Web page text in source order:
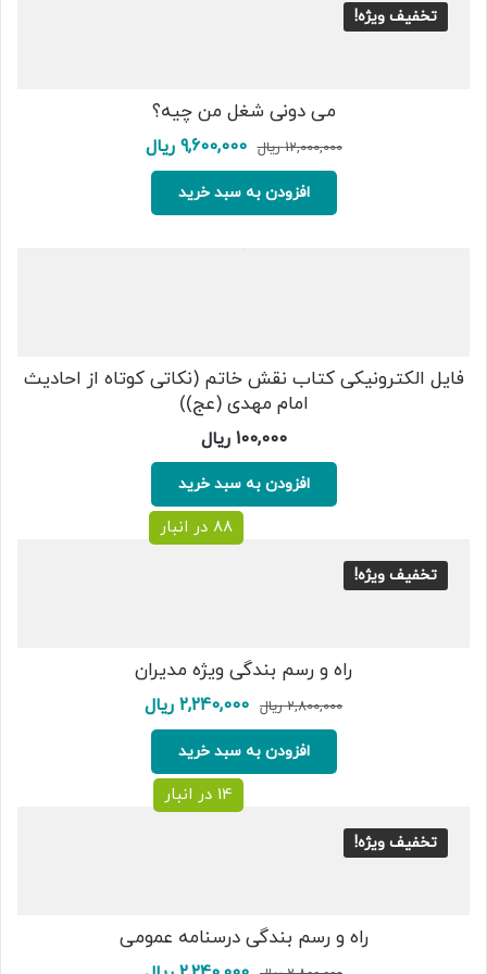
تخفیف ویژه!
می دونی شغل من چیه؟
12,000,000 ریال قیمت
اصلی:
بود.
9,600,000 ریالقیمت
افزودن به سبد خرید
فایل الکترونیکی کتاب نقش خاتم (نکاتی کوتاه از احادیث
امام مهدی (عج))
100,000 ریال
افزودن به سبد خرید
تخفیف ویژه!
88 در انبار
راه و رسم بندگی ویژه مدیران
2,800,000 ریال قیمت
اصلی:
2,800,000 ریال
بود.
2,240,000 ریالقیمت
افزودن به سبد خرید
تخفیف ویژه!
14 در انبار
راه و رسم بندگی درسنامه عمومی